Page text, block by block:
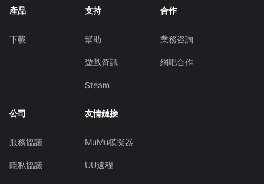
產品
下載
支持
幫助
遊戲資訊
Steam
合作
業務咨詢
網吧合作
公司
服務協議
隱私協議
友情鏈接
MuMu模擬器
UU遠程